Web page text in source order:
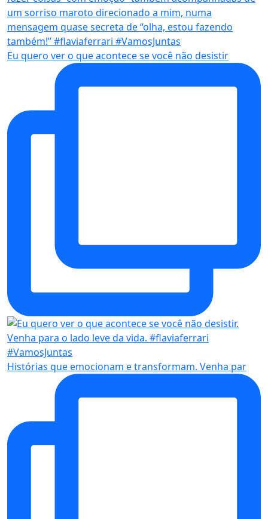
Eu quero ver o que acontece se você não desistir
Histórias que emocionam e transformam. Venha par